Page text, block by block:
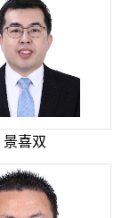
景喜双